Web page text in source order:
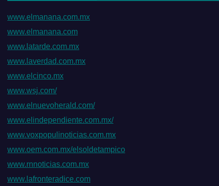
www.elmanana.com.mx
www.elmanana.com
www.latarde.com.mx
www.laverdad.com.mx
www.elcinco.mx
www.wsj.com/
www.elnuevoherald.com/
www.elindependiente.com.mx/
www.voxpopulinoticias.com.mx
www.oem.com.mx/elsoldetampico
www.rnnoticias.com.mx
www.lafronteradice.com